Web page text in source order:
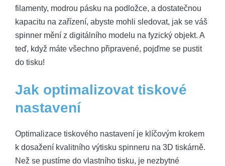
filamenty, modrou pásku na podložce, a dostatečnou
kapacitu na zařízení, abyste mohli sledovat, jak se váš
spinner mění z digitálního modelu na fyzický objekt. A
teď, když máte všechno připravené, pojďme se pustit
do tisku!
Jak optimalizovat tiskové
nastavení
Optimalizace tiskového nastavení je klíčovým krokem
k dosažení kvalitního výtisku spinneru na 3D tiskárně.
Než se pustíme do vlastního tisku, je nezbytné